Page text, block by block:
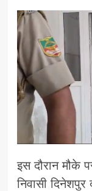
इस दौरान मौके
निवासी